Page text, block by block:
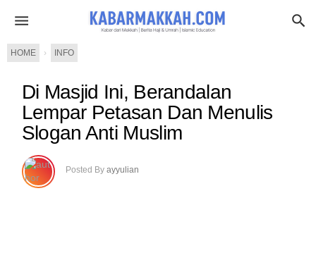
HOME › INFO
Di Masjid Ini, Berandalan
Lempar Petasan Dan Menulis
Slogan Anti Muslim
Posted By ayyulian